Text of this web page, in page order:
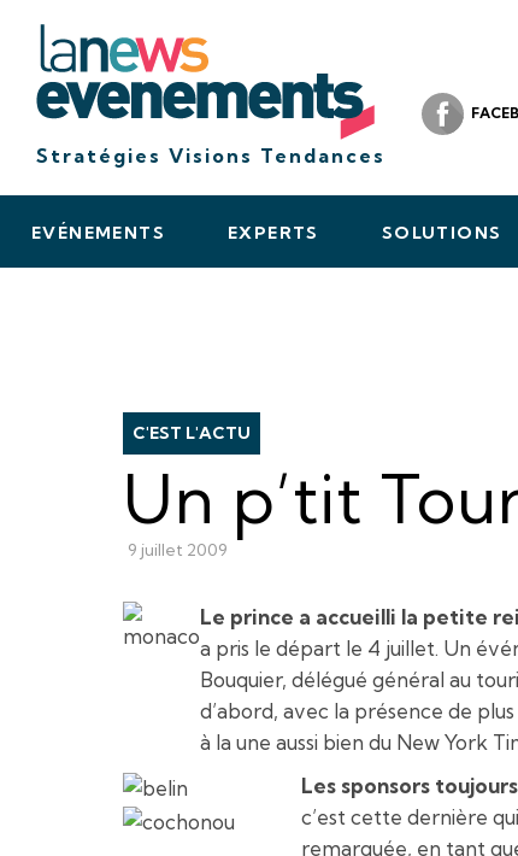
Stratégies Visions Tendances
EVÉNEMENTS EXPERTS SOLUTIONS
C'EST L'ACTU
Un p’tit
9 juillet 2009
Le prince a accueilli la petite
a pris le départ le 4 juillet. Un
Bouquier, délégué général au
d’abord, avec la présence de
à la une aussi bien du New York
Les sponsors
c’est cette dernière
remarquée, en tant